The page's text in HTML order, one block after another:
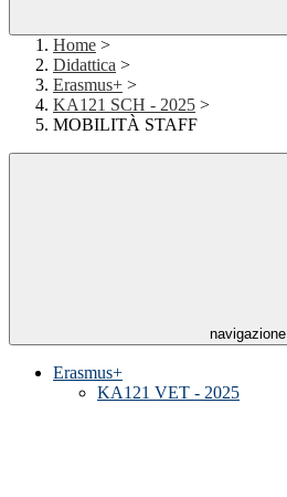
Home >
Didattica >
Erasmus+ >
KA121 SCH - 2025 >
MOBILITÀ STAFF
navigazione
Erasmus+
KA121 VET - 2025